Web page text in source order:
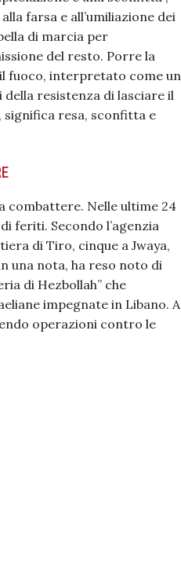
farsa e all’umiliazione dei
di marcia per
del resto. Porre la
fuoco, interpretato come un
resistenza di lasciare il
significa resa, sconfitta e
combattere. Nelle ultime 24
feriti. Secondo l’agenzia
di Tiro, cinque a Jwaya,
una nota, ha reso noto di
di Hezbollah” che
impegnate in Libano. A
operazioni contro le